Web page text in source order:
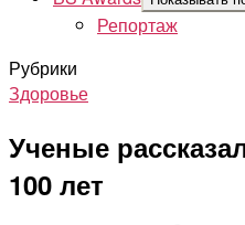
Репортаж
Рубрики
Здоровье
Ученые
100 лет